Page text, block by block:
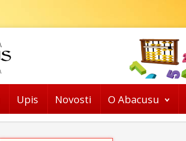
Upis Novosti O Abacusu